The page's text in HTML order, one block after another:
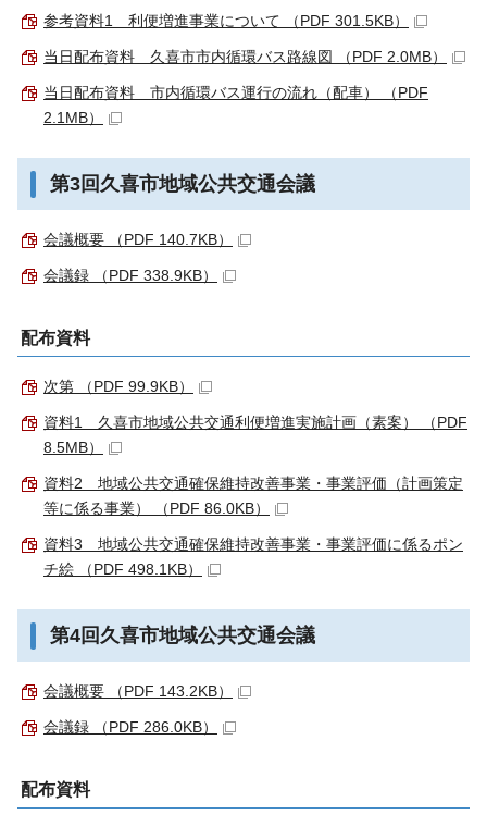
参考資料1 利便増進事業について （PDF 301.5KB）
当日配布資料 久喜市市内循環バス路線図 （PDF 2.0MB）
当日配布資料 市内循環バス運行の流れ（配車） （PDF
2.1MB）
第3回久喜市地域公共交通会議
会議概要 （PDF 140.7KB）
会議録 （PDF 338.9KB）
配布資料
次第 （PDF 99.9KB）
資料1 久喜市地域公共交通利便増進実施計画（素案） （PDF
8.5MB）
資料2 地域公共交通確保維持改善事業・事業評価（計画策定
等に係る事業） （PDF 86.0KB）
資料3 地域公共交通確保維持改善事業・事業評価に係るポン
チ絵 （PDF 498.1KB）
第4回久喜市地域公共交通会議
会議概要 （PDF 143.2KB）
会議録 （PDF 286.0KB）
配布資料